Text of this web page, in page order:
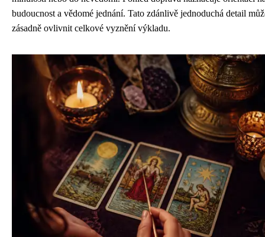
budoucnost a vědomé jednání. Tato zdánlivě jednoduchá detail
zásadně ovlivnit celkové vyznění výkladu.